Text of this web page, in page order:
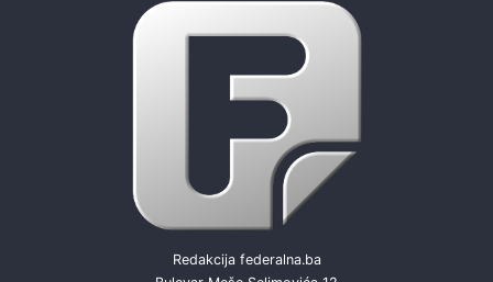
Redakcija federalna.ba